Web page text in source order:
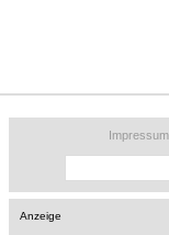
Impressum
Anzeige